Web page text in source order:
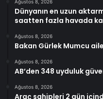
Ağustos 8, 2026
Dünyanın en uzun
saatten fazla havada
Ağustos 8, 2026
Bakan Gürlek Mumcu
Ağustos 8, 2026
AB’den 348 uyduluk
Ağustos 8, 2026
Araç sahipleri 2 gün